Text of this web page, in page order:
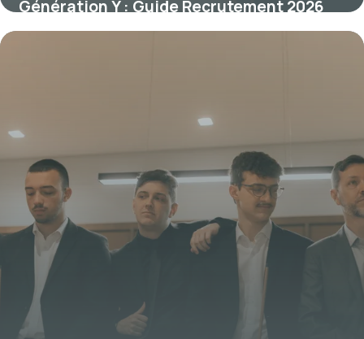
Génération Y : Guide Recrutement 2026
24 mai 2026